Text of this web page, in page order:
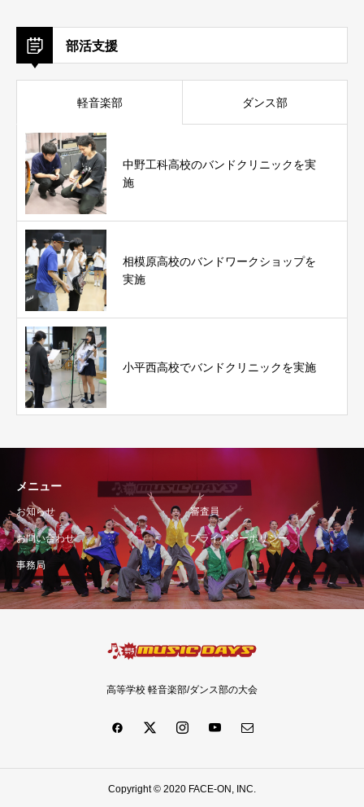
部活支援
軽音楽部 ダンス部
中野工科高校のバンドクリニックを実
施
相模原高校のバンドワークショップを
実施
小平西高校でバンドクリニックを実施
メニュー
お知らせ 審査員
お問い合わせ プライバシーポリシー
事務局
高等学校 軽音楽部/ダンス部の大会
Copyright © 2020 FACE-ON, INC.